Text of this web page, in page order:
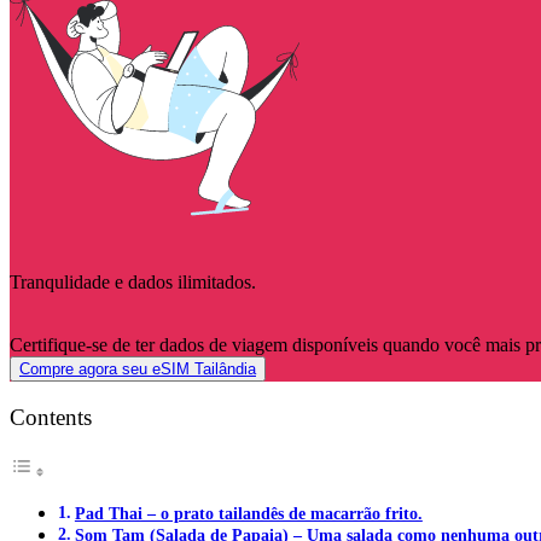
Tranqulidade e dados ilimitados.
Certifique-se de ter dados de viagem disponíveis quando você mais
Compre agora seu eSIM Tailândia
Contents
Pad Thai – o prato tailandês de macarrão frito.
Som Tam (Salada de Papaia) – Uma salada como nenhuma